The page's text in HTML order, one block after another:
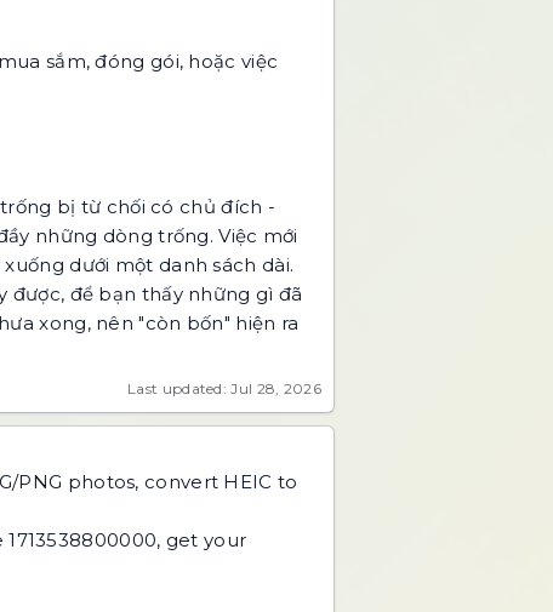
sắm, đóng gói, hoặc việc
bị từ chối có chủ đích -
những dòng trống. Việc mới
dưới một danh sách dài.
để bạn thấy những gì đã
xong, nên "còn bốn" hiện ra
Last updated: Jul 28, 2026
PNG photos, convert HEIC to
get your